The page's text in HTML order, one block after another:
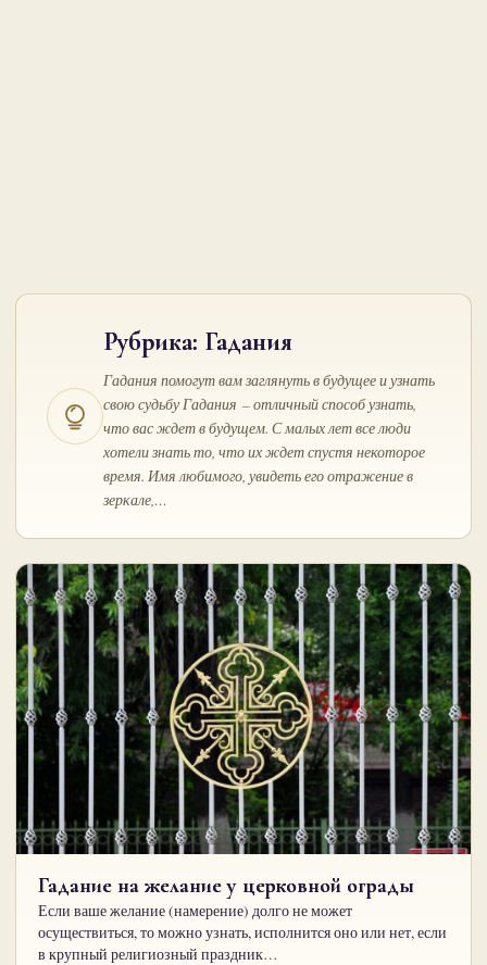
Рубрика: Гадания
Гадания помогут вам заглянуть в будущее и узнать
свою судьбу Гадания – отличный способ узнать,
что вас ждет в будущем. С малых лет все люди
хотели знать то, что их ждет спустя некоторое
время. Имя любимого, увидеть его отражение в
зеркале,…
Гадание на желание у церковной ограды
Если ваше желание (намерение) долго не может
осуществиться, то можно узнать, исполнится оно или нет, если
в крупный религиозный праздник…